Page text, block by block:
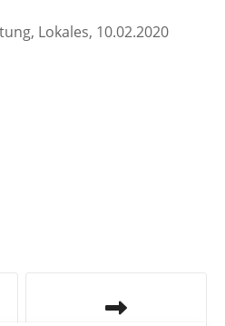
Lokales, 10.02.2020